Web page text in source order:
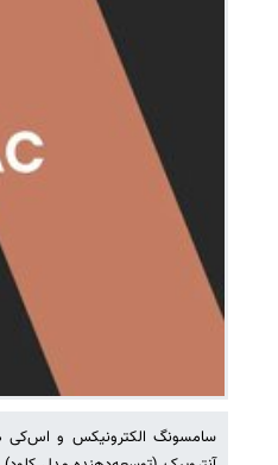
سامسونگ الکترونیکس و اس‌کی